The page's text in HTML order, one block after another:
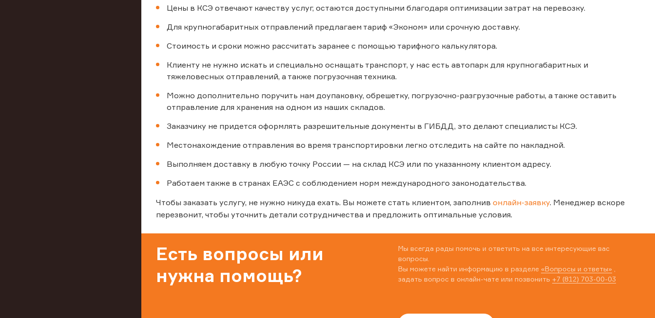
Цены в КСЭ отвечают качеству услуг, остаются доступными благодаря оптимизации затрат на перевозку.
Для крупногабаритных отправлений предлагаем тариф «Эконом» или срочную доставку.
Стоимость и сроки можно рассчитать заранее с помощью тарифного калькулятора.
Клиенту не нужно искать и специально оснащать транспорт, у нас есть автопарк для крупногабаритных и
тяжеловесных отправлений, а также погрузочная техника.
Можно дополнительно поручить нам доупаковку, обрешетку, погрузочно-разгрузочные работы, а также оставить
отправление для хранения на одном из наших складов.
Заказчику не придется оформлять разрешительные документы в ГИБДД, это делают специалисты КСЭ.
Местонахождение отправления во время транспортировки легко отследить на сайте по накладной.
Выполняем доставку в любую точку России — на склад КСЭ или по указанному клиентом адресу.
Работаем также в странах ЕАЭС с соблюдением норм международного законодательства.
Чтобы заказать услугу, не нужно никуда ехать. Вы можете стать клиентом, заполнив онлайн-заявку. Менеджер вскоре
перезвонит, чтобы уточнить детали сотрудничества и предложить оптимальные условия.
Есть вопросы или
нужна помощь?
Мы всегда рады помочь и ответить на все интересующие вас
вопросы.
Вы можете найти информацию в разделе «Вопросы и ответы»
задать вопрос в онлайн-чате или позвонить +7 (812) 703-00-03